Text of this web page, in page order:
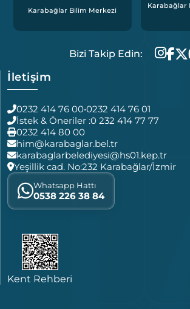
Karabağlar Bilim Merkezi
Karabağlar
Bizi Takip Edin:
İletişim
0232 414 76 00•0232 414 76 01
İstek & Öneriler :0 232 414 77 77
0232 414 80 00
him@karabaglar.bel.tr
karabaglarbelediyesi@hs01.kep.tr
Yeşillik cad. No:232 Karabağlar/İzmir
Whatsapp Hattı
0538 226 38 84
Kent Rehberi